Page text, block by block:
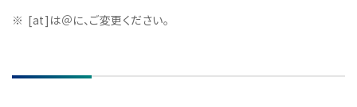
[at]は＠に、ご変更ください。